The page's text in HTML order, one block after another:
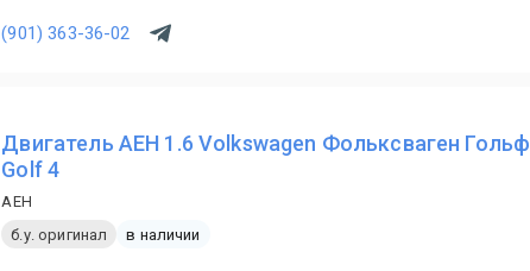
(901) 363-36-02
Двигатель AEH 1.6 Volkswagen Фольксваген Гольф
Golf 4
AEH
б.у. оригинал
в наличии